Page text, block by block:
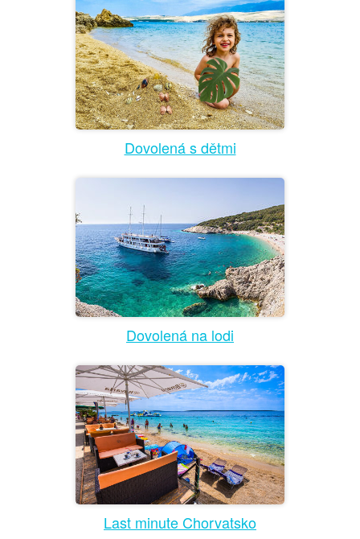
Dovolená s dětmi
Dovolená na lodi
Last minute Chorvatsko